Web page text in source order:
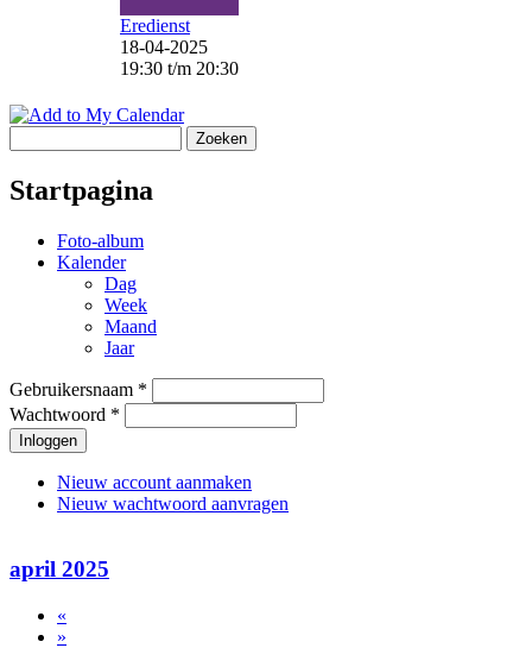
Eredienst
18-04-2025
19:30 t/m 20:30
Startpagina
Foto-album
Kalender
Dag
Week
Maand
Jaar
Gebruikerslogin
Gebruikersnaam *
Wachtwoord *
Nieuw account aanmaken
Nieuw wachtwoord aanvragen
april 2025
«
»